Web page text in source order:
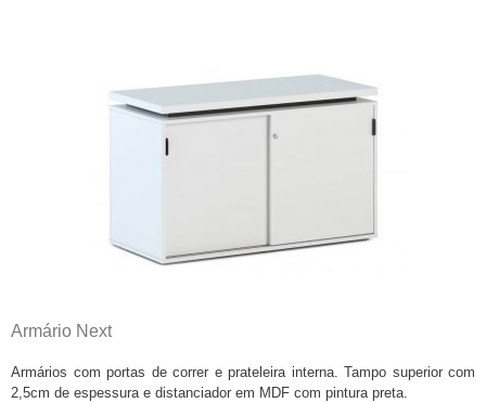
Armário Next
Armários com portas de correr e prateleira interna. Tampo superior com
2,5cm de espessura e distanciador em MDF com pintura preta.